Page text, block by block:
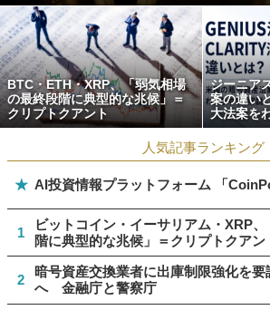
BTC・ETH・XRP、「弱気相場
の最終段階に典型的な兆候」＝
クリプトクアント
ジーニア
案の違い
大法案を
人気記事ランキング
★ AI投資情報プラットフォーム 「
1
ビットコイン・イーサリアム・XRP
階に典型的な兆候」＝クリプトクアン
2
暗号資産交換業者に出庫制限強化を
へ 金融庁と警察庁